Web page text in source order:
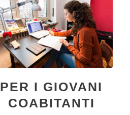
PER I GIOVANI
COABITANTI